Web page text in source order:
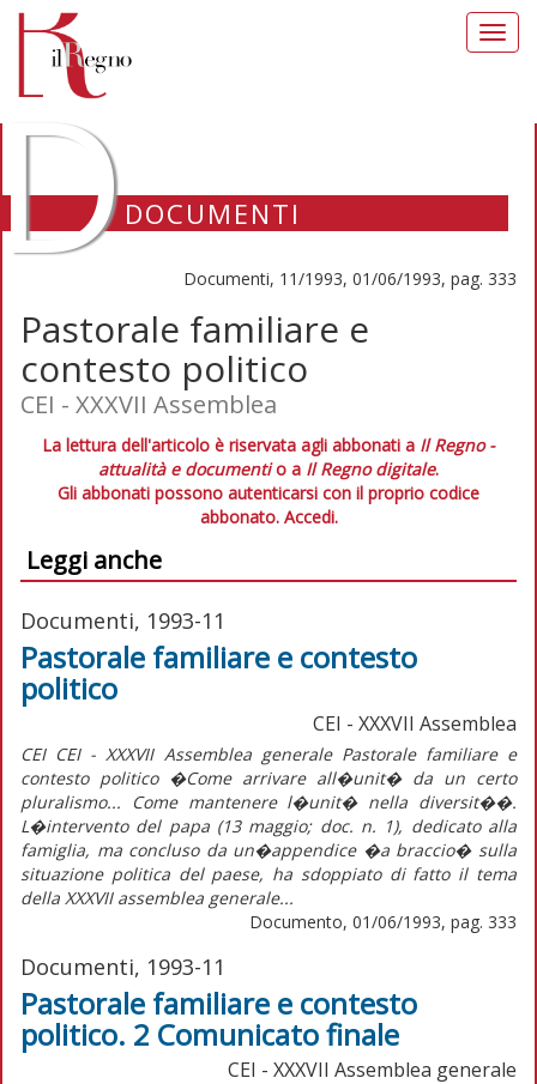
DOCUMENTI
Documenti, 11/1993, 01/06/1993, pag. 333
Pastorale familiare e
contesto politico
CEI - XXXVII Assemblea
La lettura dell'articolo è riservata agli abbonati a Il Regno -
attualità e documentio a Il Regno digitale.
Gli abbonati possono autenticarsi con il proprio codice
abbonato. Accedi.
Leggi anche
Documenti, 1993-11
Pastorale familiare e contesto
politico
CEI - XXXVII Assemblea
CEI CEI - XXXVII Assemblea generale Pastorale familiare e
contesto politico �Come arrivare all�unit� da un certo
pluralismo... Come mantenere l�unit� nella diversit��.
L�intervento del papa (13 maggio; doc. n. 1), dedicato alla
famiglia, ma concluso da un�appendice �a braccio� sulla
situazione politica del paese, ha sdoppiato di fatto il tema
della XXXVII assemblea generale...
Documento, 01/06/1993, pag. 333
Documenti, 1993-11
Pastorale familiare e contesto
politico. 2 Comunicato finale
CEI - XXXVII Assemblea generale